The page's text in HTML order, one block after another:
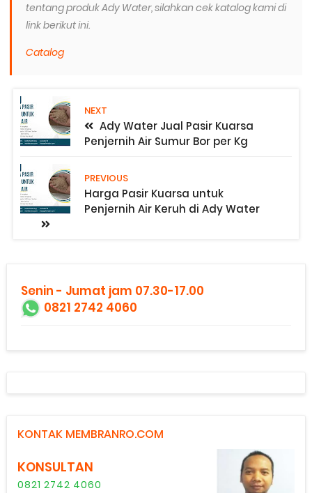
tentang produk Ady Water, silahkan cek katalog kami di
link berikut ini.
Catalog
NEXT
Ady Water Jual Pasir Kuarsa
Penjernih Air Sumur Bor per Kg
PREVIOUS
Harga Pasir Kuarsa untuk
Penjernih Air Keruh di Ady Water
Senin - Jumat jam 07.30-17.00
0821 2742 4060
KONTAK MEMBRANRO.COM
KONSULTAN
0821 2742 4060